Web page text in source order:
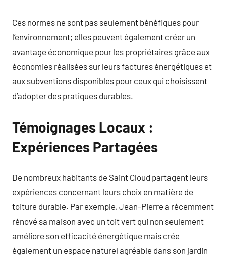
Ces normes ne sont pas seulement bénéfiques pour
l’environnement; elles peuvent également créer un
avantage économique pour les propriétaires grâce aux
économies réalisées sur leurs factures énergétiques et
aux subventions disponibles pour ceux qui choisissent
d’adopter des pratiques durables.
Témoignages Locaux :
Expériences Partagées
De nombreux habitants de Saint Cloud partagent leurs
expériences concernant leurs choix en matière de
toiture durable. Par exemple, Jean-Pierre a récemment
rénové sa maison avec un toit vert qui non seulement
améliore son efficacité énergétique mais crée
également un espace naturel agréable dans son jardin